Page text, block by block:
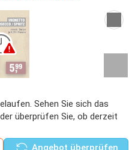
Sehen Sie sich das
überprüfen Sie, ob derzeit
Angebot überprüfen